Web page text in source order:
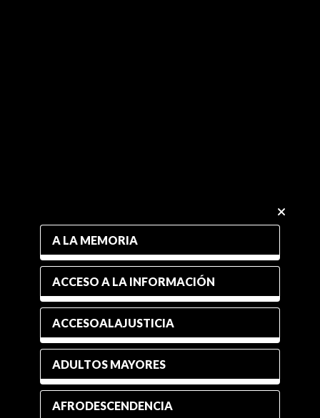
A LA MEMORIA
ACCESO A LA INFORMACIÓN
ACCESOALAJUSTICIA
ADULTOS MAYORES
AFRODESCENDENCIA